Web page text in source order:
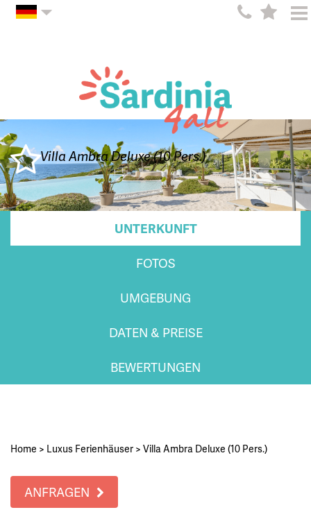
Villa Ambra Deluxe (10 Pers.)
UNTERKUNFT
FOTOS
UMGEBUNG
DATEN & PREISE
BEWERTUNGEN
Home > Luxus Ferienhäuser > Villa Ambra Deluxe (10 Pers.)
ANFRAGEN